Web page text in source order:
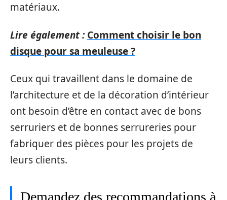
matériaux.
Lire également : Comment choisir le bon
disque pour sa meuleuse ?
Ceux qui travaillent dans le domaine de
l’architecture et de la décoration d’intérieur
ont besoin d’être en contact avec de bons
serruriers et de bonnes serrureries pour
fabriquer des pièces pour les projets de
leurs clients.
Demandez des recommandations à